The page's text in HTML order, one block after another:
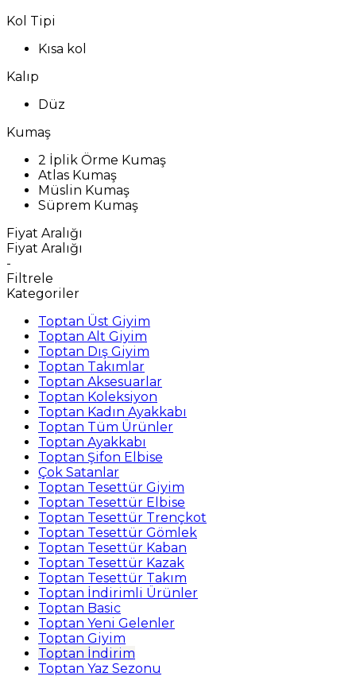
Kol Tipi
Kısa kol
Kalıp
Düz
Kumaş
2 İplik Örme Kumaş
Atlas Kumaş
Müslin Kumaş
Süprem Kumaş
Fiyat Aralığı
Fiyat Aralığı
-
Filtrele
Kategoriler
Toptan Üst Giyim
Toptan Alt Giyim
Toptan Dış Giyim
Toptan Takımlar
Toptan Aksesuarlar
Toptan Koleksiyon
Toptan Kadın Ayakkabı
Toptan Tüm Ürünler
Toptan Ayakkabı
Toptan Şifon Elbise
Çok Satanlar
Toptan Tesettür Giyim
Toptan Tesettür Elbise
Toptan Tesettür Trençkot
Toptan Tesettür Gömlek
Toptan Tesettür Kaban
Toptan Tesettür Kazak
Toptan Tesettür Takım
Toptan İndirimli Ürünler
Toptan Basic
Toptan Yeni Gelenler
Toptan Giyim
Toptan İndirim
Toptan Yaz Sezonu